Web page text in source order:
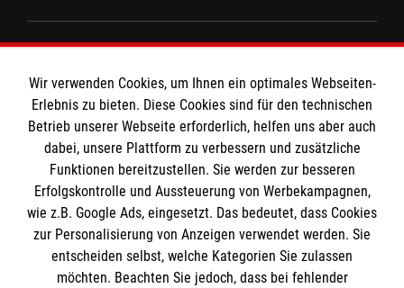
Impressum
Datenschutz
Kontakt
Die Malteser
Malteser in Deutschland
Malteserorden
Sharepoint
Spendenkonto
Wir verwenden Cookies, um Ihnen ein optimales Webseiten-
Erlebnis zu bieten. Diese Cookies sind für den technischen
Betrieb unserer Webseite erforderlich, helfen uns aber auch
dabei, unsere Plattform zu verbessern und zusätzliche
Funktionen bereitzustellen. Sie werden zur besseren
Erfolgskontrolle und Aussteuerung von Werbekampagnen,
wie z.B. Google Ads, eingesetzt. Das bedeutet, dass Cookies
zur Personalisierung von Anzeigen verwendet werden. Sie
entscheiden selbst, welche Kategorien Sie zulassen
möchten. Beachten Sie jedoch, dass bei fehlender